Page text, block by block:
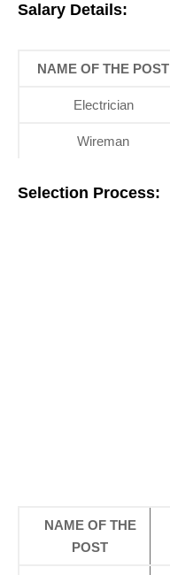
Salary Details:
NAME OF THE POST
Electrician
Wireman
Selection Process:
NAME OF THE
POST